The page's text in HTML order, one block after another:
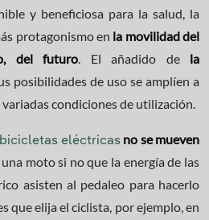
y beneficiosa para la salud, la
protagonismo en la movilidad del
del futuro . El añadido de la
posibilidades de uso se amplíen a
condiciones de utilización.
bicicletas eléctricas no se mueven
moto si no que la energía de las
asisten al pedaleo para hacerlo
que elija el ciclista, por ejemplo, en